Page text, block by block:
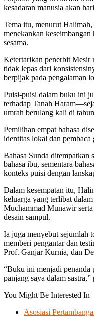
kesadaran manusia akan
Tema itu, menurut
menekankan keseimbangan
sesama.
Ketertarikan penerbit Mesir
tidak lepas dari
berpijak pada pengalaman
Puisi-puisi dalam buku ini
terhadap Tanah
umrah berulang kali di
Pemilihan empat bahasa
identitas lokal dan pembaca
Bahasa Sunda ditempatkan
bahasa ibu, sementara
konteks puisi dengan
Dalam kesempatan itu,
keluarga yang terlibat
Muchammad Munawir
desain sampul.
Ia juga menyebut sejumlah
memberi pengantar dan
Prof. Ganjar Kurnia, dan
“Buku ini menjadi penanda
panjang saya dalam
You Might Be Interested In
Asosiasi